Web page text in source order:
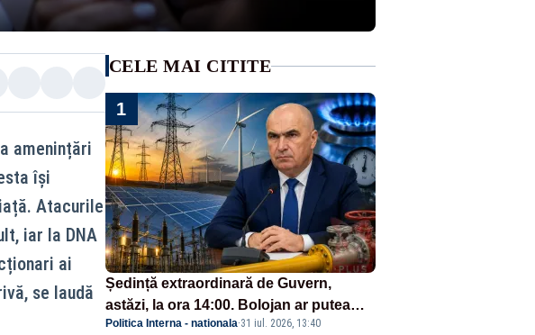
amenințări
își
Atacurile
iar la DNA
ai
se laudă
CELE MAI CITITE
1
Ședință extraordinară de Guvern,
astăzi, la ora 14:00. Bolojan ar putea
decreta stare de urgență energetică
Politica Interna - nationala·31 iul. 2026, 13:40